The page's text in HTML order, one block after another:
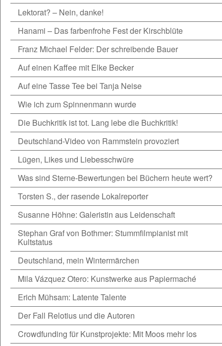
Lektorat? – Nein, danke!
Hanami – Das farbenfrohe Fest der Kirschblüte
Franz Michael Felder: Der schreibende Bauer
Auf einen Kaffee mit Elke Becker
Auf eine Tasse Tee bei Tanja Neise
Wie ich zum Spinnenmann wurde
Die Buchkritik ist tot. Lang lebe die Buchkritik!
Deutschland-Video von Rammstein provoziert
Lügen, Likes und Liebesschwüre
Was sind Sterne-Bewertungen bei Büchern heute wert?
Torsten S., der rasende Lokalreporter
Susanne Höhne: Galeristin aus Leidenschaft
Stephan Graf von Bothmer: Stummfilmpianist mit
Kultstatus
Deutschland, mein Wintermärchen
Mila Vázquez Otero: Kunstwerke aus Papiermaché
Erich Mühsam: Latente Talente
Der Fall Relotius und die Autoren
Crowdfunding für Kunstprojekte: Mit Moos mehr los